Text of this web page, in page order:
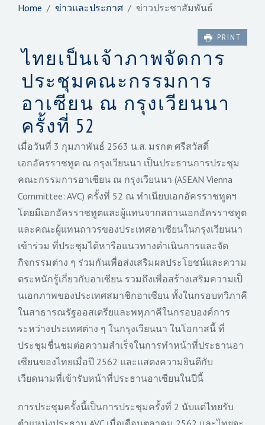
Home
ข่าวและประกาศ ข่าวประชาสัมพันธ์
PRINT
ไทยเป็นเจ้าภาพจัดการ
ประชุมคณะกรรมการ
อาเซียน ณ กรุงเวียนนา
ครั้งที่ 52
เมื่อวันที่ 3 กุมภาพันธ์ 2563 น.ส. มรกต ศรีสวัสดิ์
เอกอัครราชทูต ณ กรุงเวียนนา เป็นประธานการประชุม
คณะกรรมการอาเซียน ณ กรุงเวียนนา (ASEAN Vienna
Committee: AVC) ครั้งที่ 52 ณ ทำเนียบเอกอัครราชทูตฯ
โดยมีเอกอัครราชทูตและผู้แทนจากสถานเอกอัครราชทูต
และคณะผู้แทนถาวรของประเทศอาเซียนในกรุงเวียนนา
เข้าร่วม ที่ประชุมได้หารือแนวทางดำเนินการและจัด
กิจกรรมต่าง ๆ ร่วมกันเพื่อส่งเสริมผลประโยชน์และความ
ตระหนักรู้เกี่ยวกับอาเซียน รวมถึงเพื่อสร้างเสริมความเป็
นเอกภาพของประเทศสมาชิกอาเซียน ทั้งในกรอบทวิภาคี
ในสาธารณรัฐออสเตรียและพหุภาคีในกรอบองค์การ
ระหว่างประเทศต่าง ๆ ในกรุงเวียนนา ในโอกาสนี้ ที่
ประชุมชื่นชมต่อความสำเร็จในการทำหน้าที่ประธานอา
เซียนของไทยเมื่อปี 2562 และแสดงความยินดีกับ
เวียดนามที่เข้ารับหน้าที่ประธานอาเซียนในปีนี้
การประชุมครั้งนี้เป็นการประชุมครั้งที่ 2 นับแต่ไทยรับ